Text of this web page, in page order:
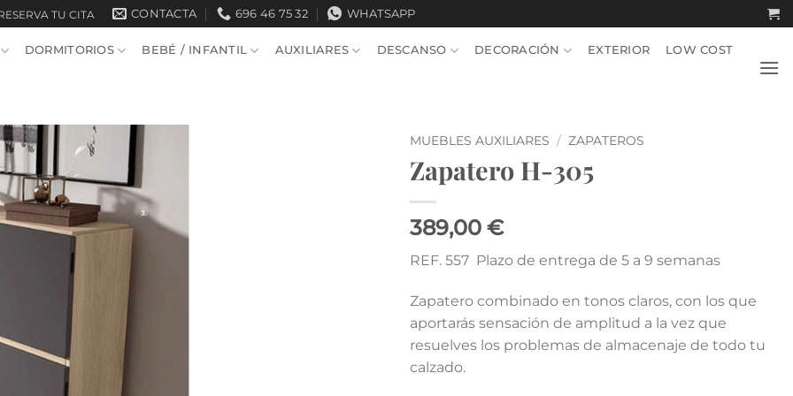
TU CITA CONTACTA 696 46 75 32 WHATSAPP
DORMITORIOS BEBÉ / INFANTIL AUXILIARES DESCANSO DECORACIÓN EXTERIOR LOW COST
MUEBLES AUXILIARES / ZAPATEROS
Zapatero H-305
389,00 €
REF. 557 Plazo de entrega de 5 a 9 semanas
Zapatero combinado en tonos claros, con los que
aportarás sensación de amplitud a la vez que
resuelves los problemas de almacenaje de todo tu
calzado.